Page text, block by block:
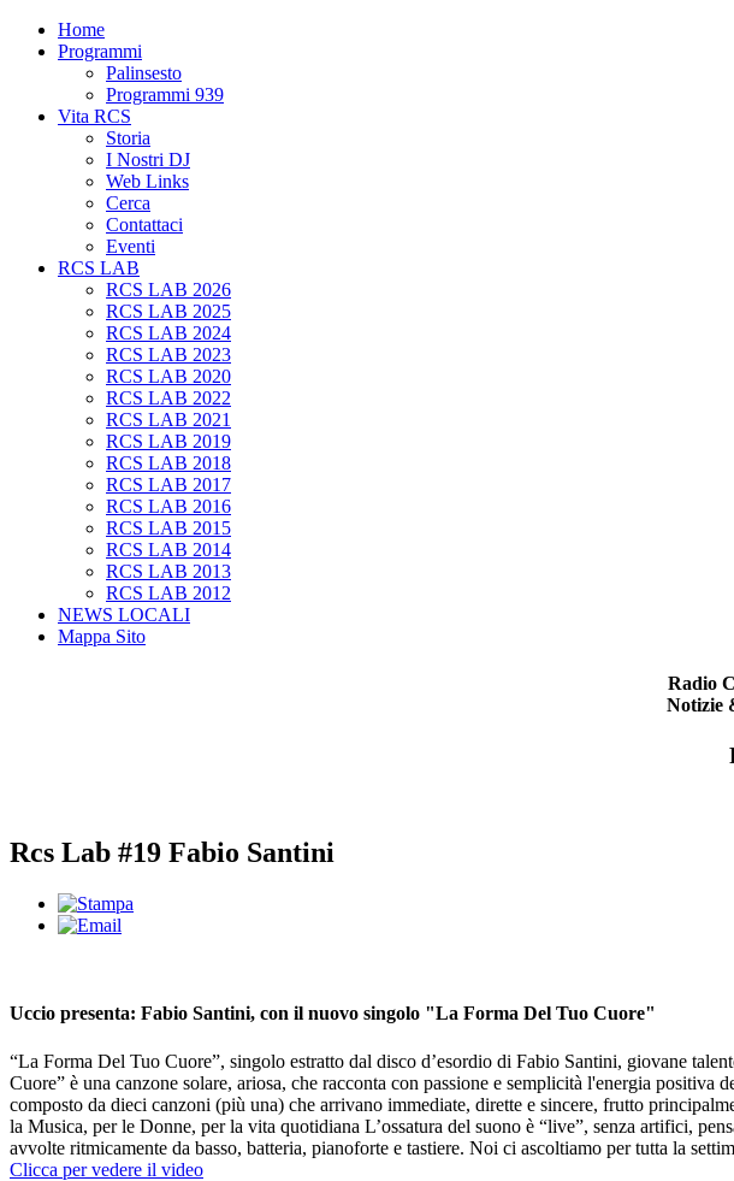
Home
Programmi
Palinsesto
Programmi 939
Vita RCS
Storia
I Nostri DJ
Web Links
Cerca
Contattaci
Eventi
RCS LAB
RCS LAB 2026
RCS LAB 2025
RCS LAB 2024
RCS LAB 2023
RCS LAB 2020
RCS LAB 2022
RCS LAB 2021
RCS LAB 2019
RCS LAB 2018
RCS LAB 2017
RCS LAB 2016
RCS LAB 2015
RCS LAB 2014
RCS LAB 2013
RCS LAB 2012
NEWS LOCALI
Mappa Sito
Radio
Notizie
Rcs Lab #19 Fabio Santini
Uccio presenta: Fabio Santini, con il nuovo singolo "La Forma Del Tuo Cuore"
“La Forma Del Tuo Cuore”, singolo estratto dal disco d’esordio di Fabio Santini, giovane
Cuore” è una canzone solare, ariosa, che racconta con passione e semplicità l'energia
composto da dieci canzoni (più una) che arrivano immediate, dirette e sincere, frutto
la Musica, per le Donne, per la vita quotidiana L’ossatura del suono è “live”, senza artifici,
avvolte ritmicamente da basso, batteria, pianoforte e tastiere. Noi ci ascoltiamo per tutta la
Clicca per vedere il video